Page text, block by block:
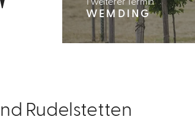
WEMDING
Rudelstetten